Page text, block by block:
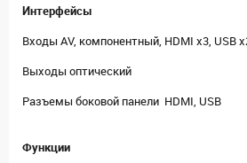
Интерфейсы
Входы AV, компонентный, HDMI x3, USB
Выходы оптический
Разъемы боковой панели HDMI, USB
Функции